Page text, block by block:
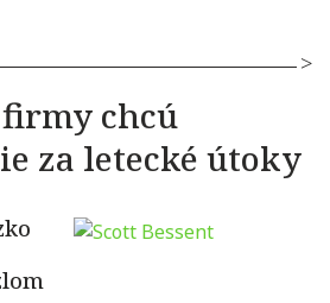
chcú
za letecké útoky